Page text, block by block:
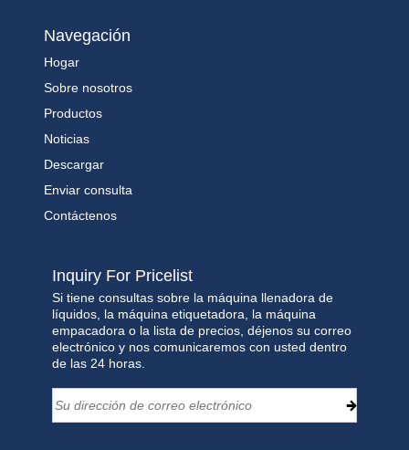
Navegación
Hogar
Sobre nosotros
Productos
Noticias
Descargar
Enviar consulta
Contáctenos
Inquiry For Pricelist
Si tiene consultas sobre la máquina llenadora de
líquidos, la máquina etiquetadora, la máquina
empacadora o la lista de precios, déjenos su correo
electrónico y nos comunicaremos con usted dentro
de las 24 horas.